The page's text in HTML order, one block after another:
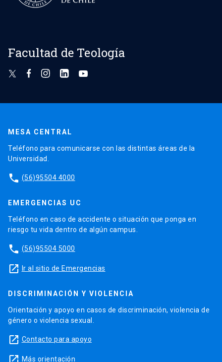
Facultad de Teología
MESA CENTRAL
Teléfono para comunicarse con las distintas áreas de la
Universidad.
phone (56)95504 4000
EMERGENCIAS UC
Teléfono en caso de accidente o situación que ponga en
riesgo tu vida dentro de algún campus.
phone (56)95504 5000
launch Ir al sitio de Emergencias
DISCRIMINACIÓN Y VIOLENCIA
Orientación y apoyo en casos de discriminación, violencia de
género o violencia sexual.
launch Contacto para apoyo
launch Más orientación